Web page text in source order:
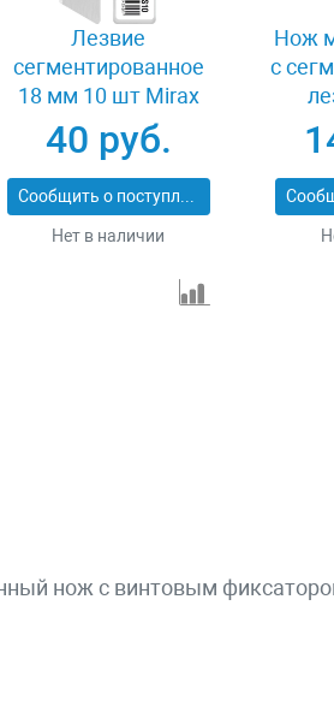
Лезвие
сегментированное
18 мм 10 шт Mirax
0914-S10
40 руб.
Сообщить о поступлении
Нет в наличии
Нож
с
нож с винтовым